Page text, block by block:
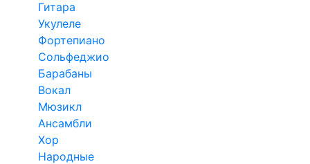
Гитара
Укулеле
Фортепиано
Сольфеджио
Барабаны
Вокал
Мюзикл
Ансамбли
Хор
Народные